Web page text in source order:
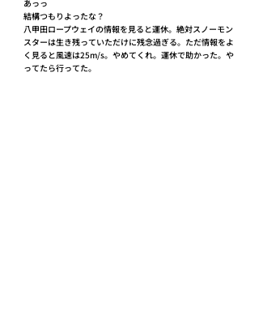
あっっ
結構つもりよったな？
八甲田ロープウェイの情報を見ると運休。絶対スノーモン
スターは生き残っていただけに残念過ぎる。ただ情報をよ
く見ると風速は25m/s。やめてくれ。運休で助かった。や
ってたら行ってた。